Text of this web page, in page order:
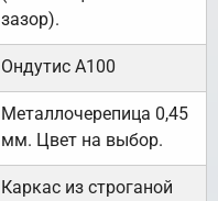
зазор).
Ондутис А100
Металлочерепица 0,45
мм. Цвет на выбор.
Каркас из строганой